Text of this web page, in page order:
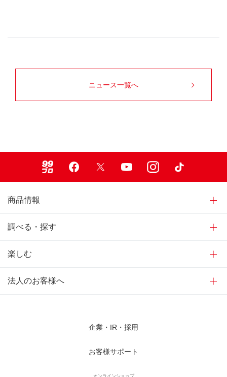
ニュース一覧へ
商品情報
調べる・探す
楽しむ
法人のお客様へ
企業・IR・採用
お客様サポート
オンラインショップ